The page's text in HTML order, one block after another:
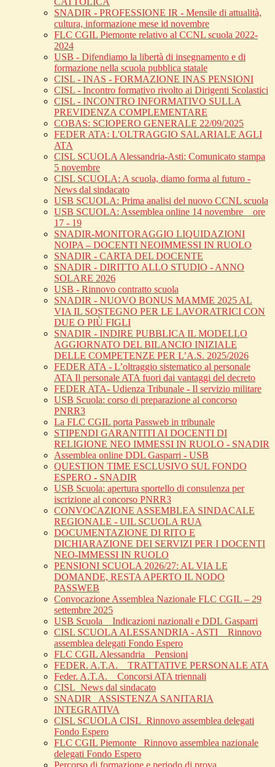
SNADIR - PROFESSIONE IR - Mensile di attualità,
cultura, informazione mese id novembre
FLC CGIL Piemonte relativo al CCNL scuola 2022-
2024
USB - Difendiamo la libertà di insegnamento e di
formazione nella scuola pubblica statale
CISL - INAS - FORMAZIONE INAS PENSIONI
CISL - Incontro formativo rivolto ai Dirigenti Scolastici
CISL - INCONTRO INFORMATIVO SULLA
PREVIDENZA COMPLEMENTARE
COBAS: SCIOPERO GENERALE 22/09/2025
FEDER ATA: L'OLTRAGGIO SALARIALE AGLI
ATA
CISL SCUOLA Alessandria-Asti: Comunicato stampa
5 novembre
CISL SCUOLA: A scuola, diamo forma al futuro -
News dal sindacato
USB SCUOLA: Prima analisi del nuovo CCNL scuola
USB SCUOLA: Assemblea online 14 novembre _ ore
17 - 19
SNADIR-MONITORAGGIO LIQUIDAZIONI
NOIPA – DOCENTI NEOIMMESSI IN RUOLO
SNADIR - CARTA DEL DOCENTE
SNADIR - DIRITTO ALLO STUDIO - ANNO
SOLARE 2026
USB - Rinnovo contratto scuola
SNADIR - NUOVO BONUS MAMME 2025 AL
VIA IL SOSTEGNO PER LE LAVORATRICI CON
DUE O PIÙ FIGLI
SNADIR - INDIRE PUBBLICA IL MODELLO
AGGIORNATO DEL BILANCIO INIZIALE
DELLE COMPETENZE PER L’A.S. 2025/2026
FEDER ATA - L’oltraggio sistematico al personale
ATA Il personale ATA fuori dai vantaggi del decreto
FEDER ATA- Udienza Tribunale - Il servizio militare
USB Scuola: corso di preparazione al concorso
PNRR3
La FLC CGIL porta Passweb in tribunale
STIPENDI GARANTITI AI DOCENTI DI
RELIGIONE NEO IMMESSI IN RUOLO - SNADIR
Assemblea online DDL Gasparri - USB
QUESTION TIME ESCLUSIVO SUL FONDO
ESPERO - SNADIR
USB Scuola: apertura sportello di consulenza per
iscrizione al concorso PNRR3
CONVOCAZIONE ASSEMBLEA SINDACALE
REGIONALE - UIL SCUOLA RUA
DOCUMENTAZIONE DI RITO E
DICHIARAZIONE DEI SERVIZI PER I DOCENTI
NEO-IMMESSI IN RUOLO
PENSIONI SCUOLA 2026/27: AL VIA LE
DOMANDE, RESTA APERTO IL NODO
PASSWEB
Convocazione Assemblea Nazionale FLC CGIL – 29
settembre 2025
USB Scuola _ Indicazioni nazionali e DDL Gasparri
CISL SCUOLA ALESSANDRIA - ASTI _ Rinnovo
assemblea delegati Fondo Espero
FLC CGIL Alessandria _ Pensioni
FEDER. A.T.A. _ TRATTATIVE PERSONALE ATA
Feder. A.T.A. _ Concorsi ATA triennali
CISL_News dal sindacato
SNADIR_ ASSISTENZA SANITARIA
INTEGRATIVA
CISL SCUOLA CISL_Rinnovo assemblea delegati
Fondo Espero
FLC CGIL Piemonte _Rinnovo assemblea nazionale
delegati Fondo Espero